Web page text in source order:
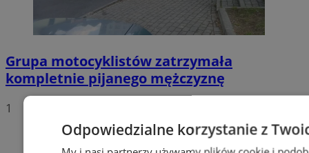
Grupa motocyklistów zatrzymała
kompletnie pijanego mężczyznę
1
Odpowiedzialne korzystanie z